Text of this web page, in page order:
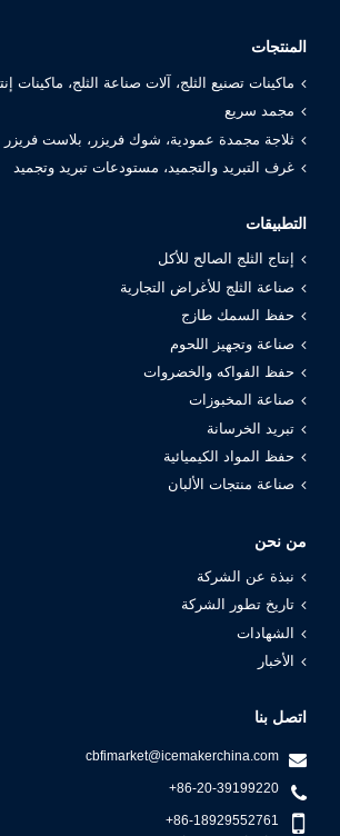
المنتجات
ماكينات تصنيع الثلج، آلات صناعة الثلج، ماكينات
مجمد سريع
ثلاجة مجمدة عمودية، شوك فريزر، بلاست فريزر
غرف التبريد والتجميد، مستودعات تبريد وتجميد
التطبيقات
إنتاج الثلج الصالح للأكل
صناعة الثلج للأغراض التجارية
حفظ السمك طازج
صناعة وتجهيز اللحوم
حفظ الفواكه والخضروات
صناعة المخبوزات
تبريد الخرسانة
حفظ المواد الكيميائية
صناعة منتجات الألبان
من نحن
نبذة عن الشركة
تاريخ تطور الشركة
الشهادات
الأخبار
اتصل بنا
cbfimarket@icemakerchina.com
+86-20-39199220
+86-18929552761